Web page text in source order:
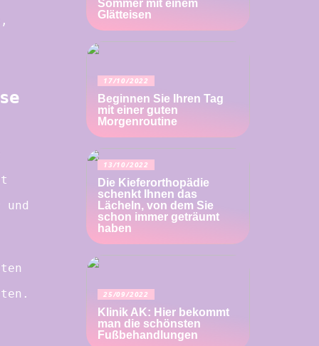
Sommer mit einem
Glätteisen
17/10/2022
Beginnen Sie Ihren Tag
mit einer guten
Morgenroutine
13/10/2022
Die Kieferorthopädie
schenkt Ihnen das
Lächeln, von dem Sie
schon immer geträumt
haben
25/09/2022
Klinik AK: Hier bekommt
man die schönsten
Fußbehandlungen